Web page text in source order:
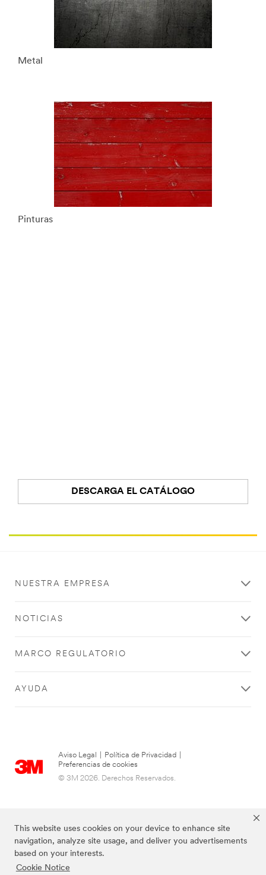
This website uses cookies on your device to enhance site
navigation, analyze site usage, and deliver you advertisements
based on your interests.
Cookie Notice
Metal
Pinturas
DESCARGA EL CATÁLOGO
NUESTRA EMPRESA
NOTICIAS
MARCO REGULATORIO
AYUDA
Aviso Legal Política de Privacidad
Preferencias de cookies
© 3M 2026. Derechos Reservados.